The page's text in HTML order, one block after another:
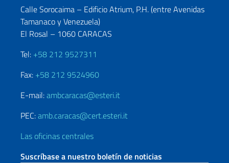
Calle Sorocaima – Edificio Atrium, P.H. (entre Avenidas
Tamanaco y Venezuela)
El Rosal – 1060 CARACAS
Tel: +58 212 9527311
Fax: +58 212 9524960
E-mail:ambcaracas@esteri.it
PEC:amb.caracas@cert.esteri.it
Las oficinas centrales
Suscríbase a nuestro boletín de noticias